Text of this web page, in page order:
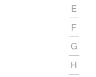
E
F
G
H